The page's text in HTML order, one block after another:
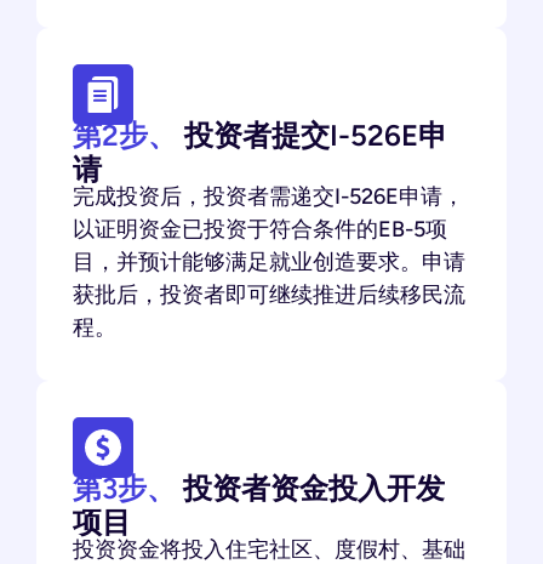
第2步、
投资者提交I-526E申
请
完成投资后，投资者需递交I-526E申请，
以证明资金已投资于符合条件的EB-5项
目，并预计能够满足就业创造要求。申请
获批后，投资者即可继续推进后续移民流
程。
第3步、
投资者资金投入开发
项目
投资资金将投入住宅社区、度假村、基础